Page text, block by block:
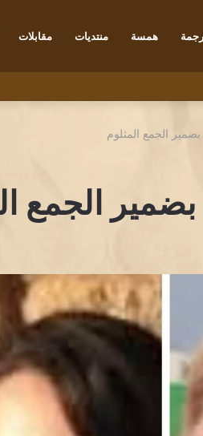
همسة منتديات مقابلات
بضمير الجمع المثلوم
الجمع